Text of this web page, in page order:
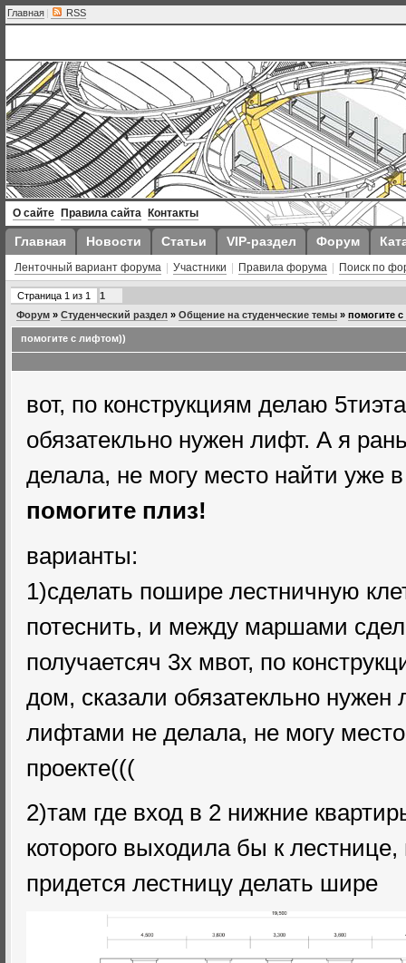
Главная | RSS
О сайте Правила сайта Контакты
Главная Новости Статьи VIP-раздел Форум
Ленточный вариант форума Участники Правила форума Поиск по
Страница 1 из 1
1
Форум » Студенческий раздел » Общение на студенческие темы » помогите
помогите с лифтом))
вот, по конструкциям делаю
обязатекльно нужен лифт. А я
делала, не могу место найти уже
помогите плиз!
варианты:
1)сделать пошире лестничную
потеснить, и между маршами
получаетсяч 3х мвот, по
дом, сказали обязатекльно
лифтами не делала, не могу
проекте(((
2)там где вход в 2 нижние
которого выходила бы к лестнице,
придется лестницу делать шире